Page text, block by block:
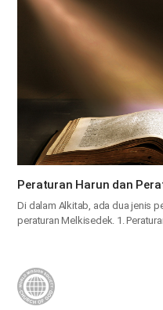
Peraturan Harun dan
Di dalam Alkitab, ada dua jenis
peraturan Melkisedek. 1.